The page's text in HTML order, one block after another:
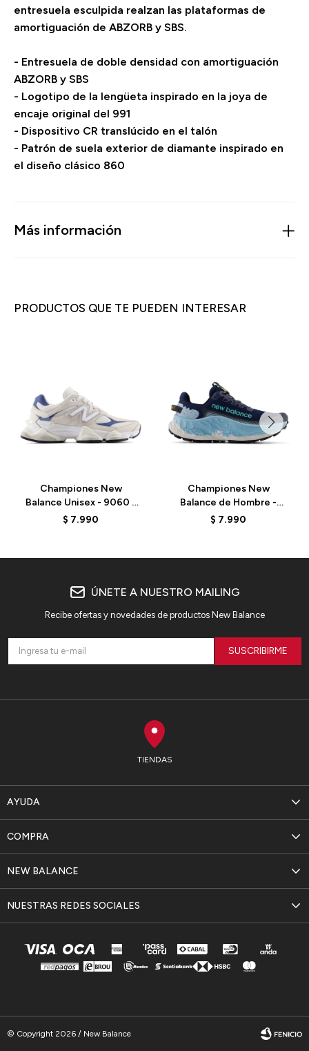
entresuela esculpida realzan las plataformas de
amortiguación de ABZORB y SBS.
- Entresuela de doble densidad con amortiguación
ABZORB y SBS
- Logotipo de la lengüeta inspirado en la joya de
encaje original del 991
- Dispositivo CR translúcido en el talón
- Patrón de suela exterior de diamante inspirado en
el diseño clásico 860
Más información
PRODUCTOS QUE TE PUEDEN INTERESAR
Championes New
Balance Unisex - 9060 -
U90601KA - BEIGE/AZUL
$ 7.990
Championes New
Balance de Hombre -
More V3 - MTMORAB3 -
$ 7.990
TIENDAS
AYUDA
NEW BALANCE
COMPRA
NUESTRAS REDES SOCIALES
ÚNETE A NUESTRO MAILING
Recibe ofertas y novedades de productos New Balance
SUSCRIBIRME
© Copyright 2026 / New Balance